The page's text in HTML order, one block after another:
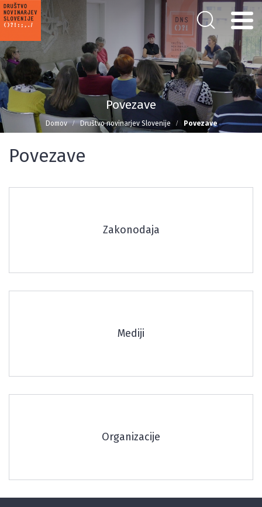
Povezave
Domov Društvo novinarjev Slovenije Povezave
Povezave
Zakonodaja
Mediji
Organizacije